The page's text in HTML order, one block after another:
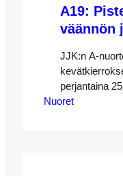
peleistä
tasaista…
A19:
väännön
JJK:n A-
perjantaina
Nuoret